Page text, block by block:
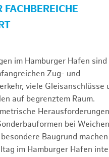
FACHBEREICHE
im Hamburger Hafen
Zug- und
viele Gleisanschlüsse
auf begrenztem Raum.
bei
Baugrund
im Hamburger Hafen